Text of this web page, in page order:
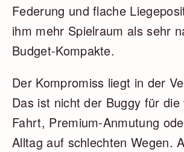
Federung und flache
ihm mehr Spielraum als sehr
Budget-Kompakte.
Der Kompromiss liegt in der
Das ist nicht der Buggy für die
Fahrt, Premium-Anmutung
Alltag auf schlechten Wegen.